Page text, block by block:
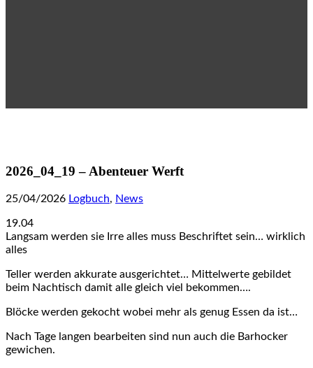
2026_04_19 – Abenteuer Werft
25/04/2026 Logbuch, News
19.04
Langsam werden sie Irre alles muss Beschriftet sein… wirklich
alles
Teller werden akkurate ausgerichtet… Mittelwerte gebildet
beim Nachtisch damit alle gleich viel bekommen….
Blöcke werden gekocht wobei mehr als genug Essen da ist…
Nach Tage langen bearbeiten sind nun auch die Barhocker
gewichen.